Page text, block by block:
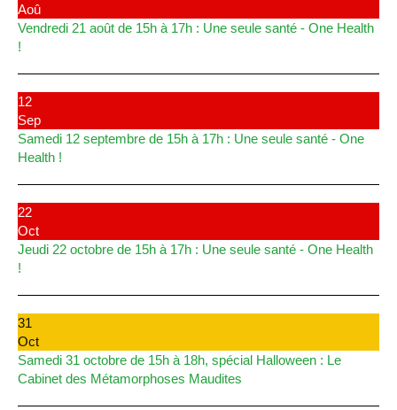
Aoû
Vendredi 21 août de 15h à 17h : Une seule santé - One Health
!
12
Sep
Samedi 12 septembre de 15h à 17h : Une seule santé - One
Health !
22
Oct
Jeudi 22 octobre de 15h à 17h : Une seule santé - One Health
!
31
Oct
Samedi 31 octobre de 15h à 18h, spécial Halloween : Le
Cabinet des Métamorphoses Maudites